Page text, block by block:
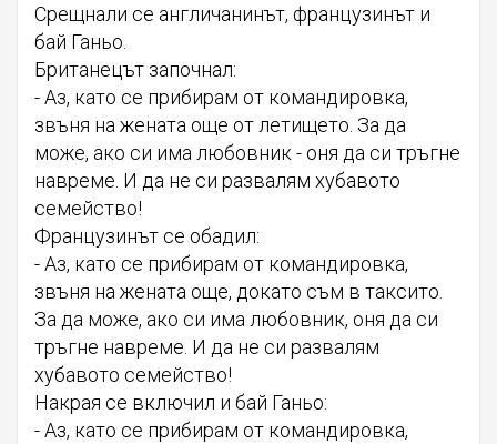
Срещнали се англичанинът, французинът и
бай Ганьо.
Британецът започнал:
- Аз, като се прибирам от командировка,
звъня на жената още от летището. За да
може, ако си има любовник - оня да си тръгне
навреме. И да не си развалям хубавото
семейство!
Французинът се обадил:
- Аз, като се прибирам от командировка,
звъня на жената още, докато съм в таксито.
За да може, ако си има любовник, оня да си
тръгне навреме. И да не си развалям
хубавото семейство!
Накрая се включил и бай Ганьо:
- Аз, като се прибирам от командировка,